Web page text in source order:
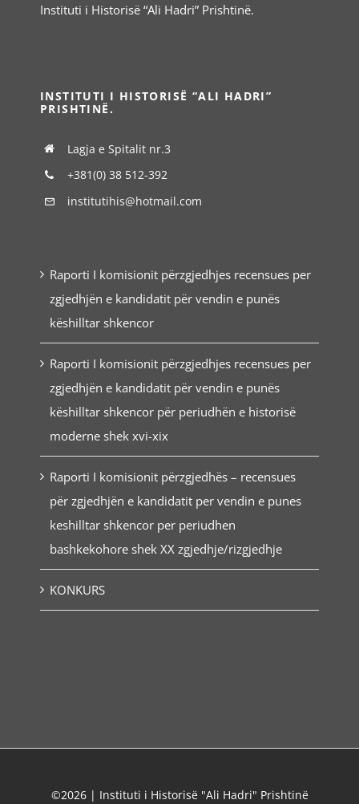
Instituti i Historisë “Ali Hadri” Prishtinë.
INSTITUTI I HISTORISË “ALI HADRI”
PRISHTINË.
Lagja e Spitalit nr.3
+381(0) 38 512-392
institutihis@hotmail.com
Raporti I komisionit përzgjedhjes recensues per
zgjedhjën e kandidatit për vendin e punës
këshilltar shkencor
Raporti I komisionit përzgjedhjes recensues per
zgjedhjën e kandidatit për vendin e punës
këshilltar shkencor për periudhën e historisë
moderne shek xvi-xix
Raporti I komisionit përzgjedhës – recensues
për zgjedhjën e kandidatit per vendin e punes
keshilltar shkencor per periudhen
bashkekohore shek XX zgjedhje/rizgjedhje
KONKURS
©2026 | Instituti i Historisë "Ali Hadri" Prishtinë